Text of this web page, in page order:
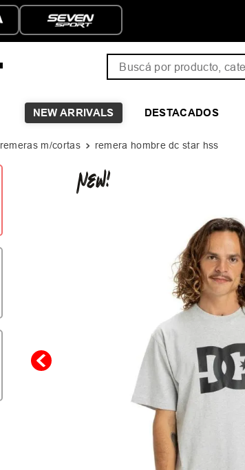
ENVÍO GRATIS A PARTIR DE
$149.999
NEW ARRIVALS DESTACADOS
remeras m/cortas remera hombre dc star hss